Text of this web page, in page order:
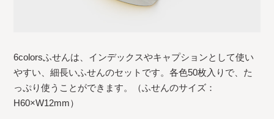
6colorsふせんは、インデックスやキャプションとして使い
やすい、細長いふせんのセットです。各色50枚入りで、た
っぷり使うことができます。（ふせんのサイズ：
H60×W12mm）